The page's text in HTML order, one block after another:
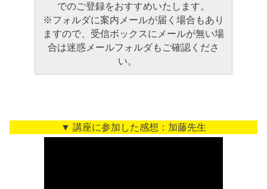
でのご登録をおすすめいたします。
※フォルダに案内メールが届く場合もあり
ますので、受信ボックスにメールが無い場
合は迷惑メールフォルダもご確認くださ
い。
▼ 講座に参加した感想：加藤先生